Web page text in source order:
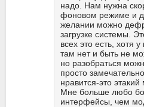
надо. Нам нужна
фоновом режиме и
желании можно
загрузке системы.
всех это есть, хотя
там нет и быть не
но разобраться
просто
нравится-это
Мне больше любо
интерфейсы, чем